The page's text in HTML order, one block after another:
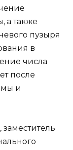
а также
пузыря
в
числа
после
и
заместитель